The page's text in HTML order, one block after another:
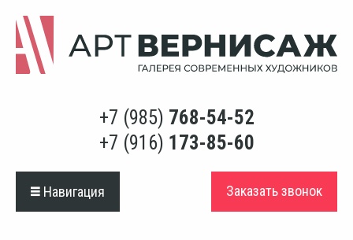
+7 (985) 768-54-52
+7 (916) 173-85-60
Навигация Заказать звонок